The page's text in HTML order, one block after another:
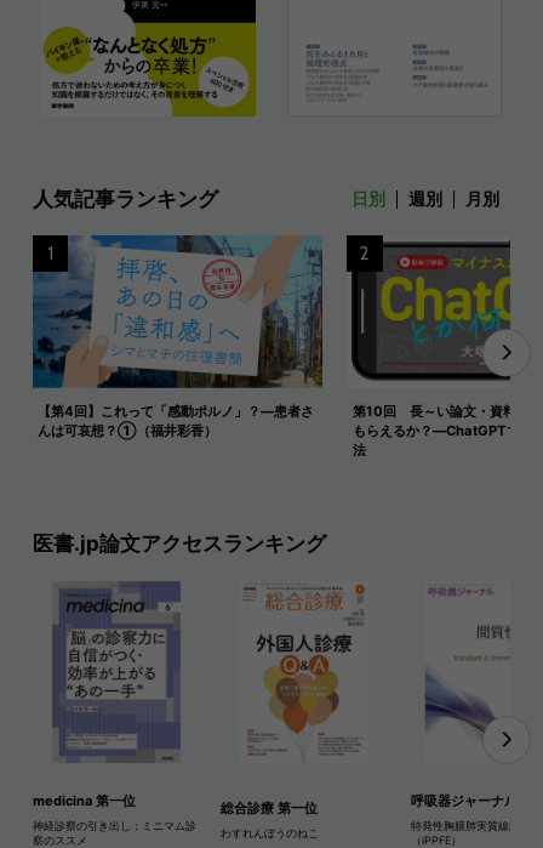
人気記事ランキング 日別 週別 月別
【第4回】これって「感動ポルノ」？―患者さ
んは可哀想？①（福井彩香）
1
第10回 長～い論文・資料を
もらえるか？―ChatGPTで長
法
2
医書.jp論文アクセスランキング
medicina 第一位
神経診察の引き出し：ミニマム診
察のススメ
総合診療 第一位
わすれんぼうのねこ
呼吸器ジャーナル 第
特発性胸膜肺実質線維弾性
（iPPFE）